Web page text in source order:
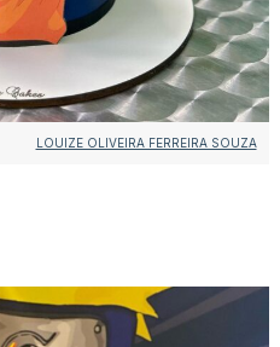
LOUIZE OLIVEIRA FERREIRA SOUZA